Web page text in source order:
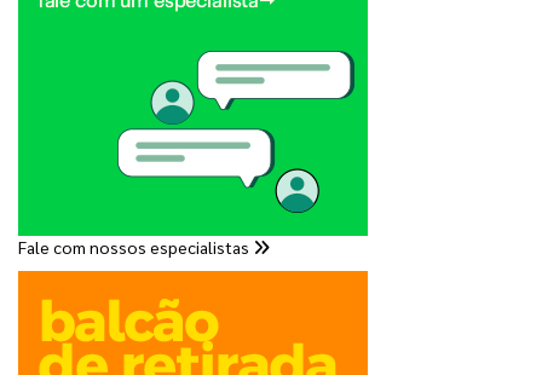
Fale com nossos especialistas